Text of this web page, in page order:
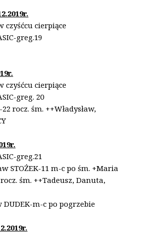
cierpiące
greg.19
cierpiące
greg. 20
rocz. śm. ++Władysław,
greg.21
STOŻEK-11 m-c po śm. +Maria
śm. ++Tadeusz, Danuta,
DUDEK-m-c po pogrzebie